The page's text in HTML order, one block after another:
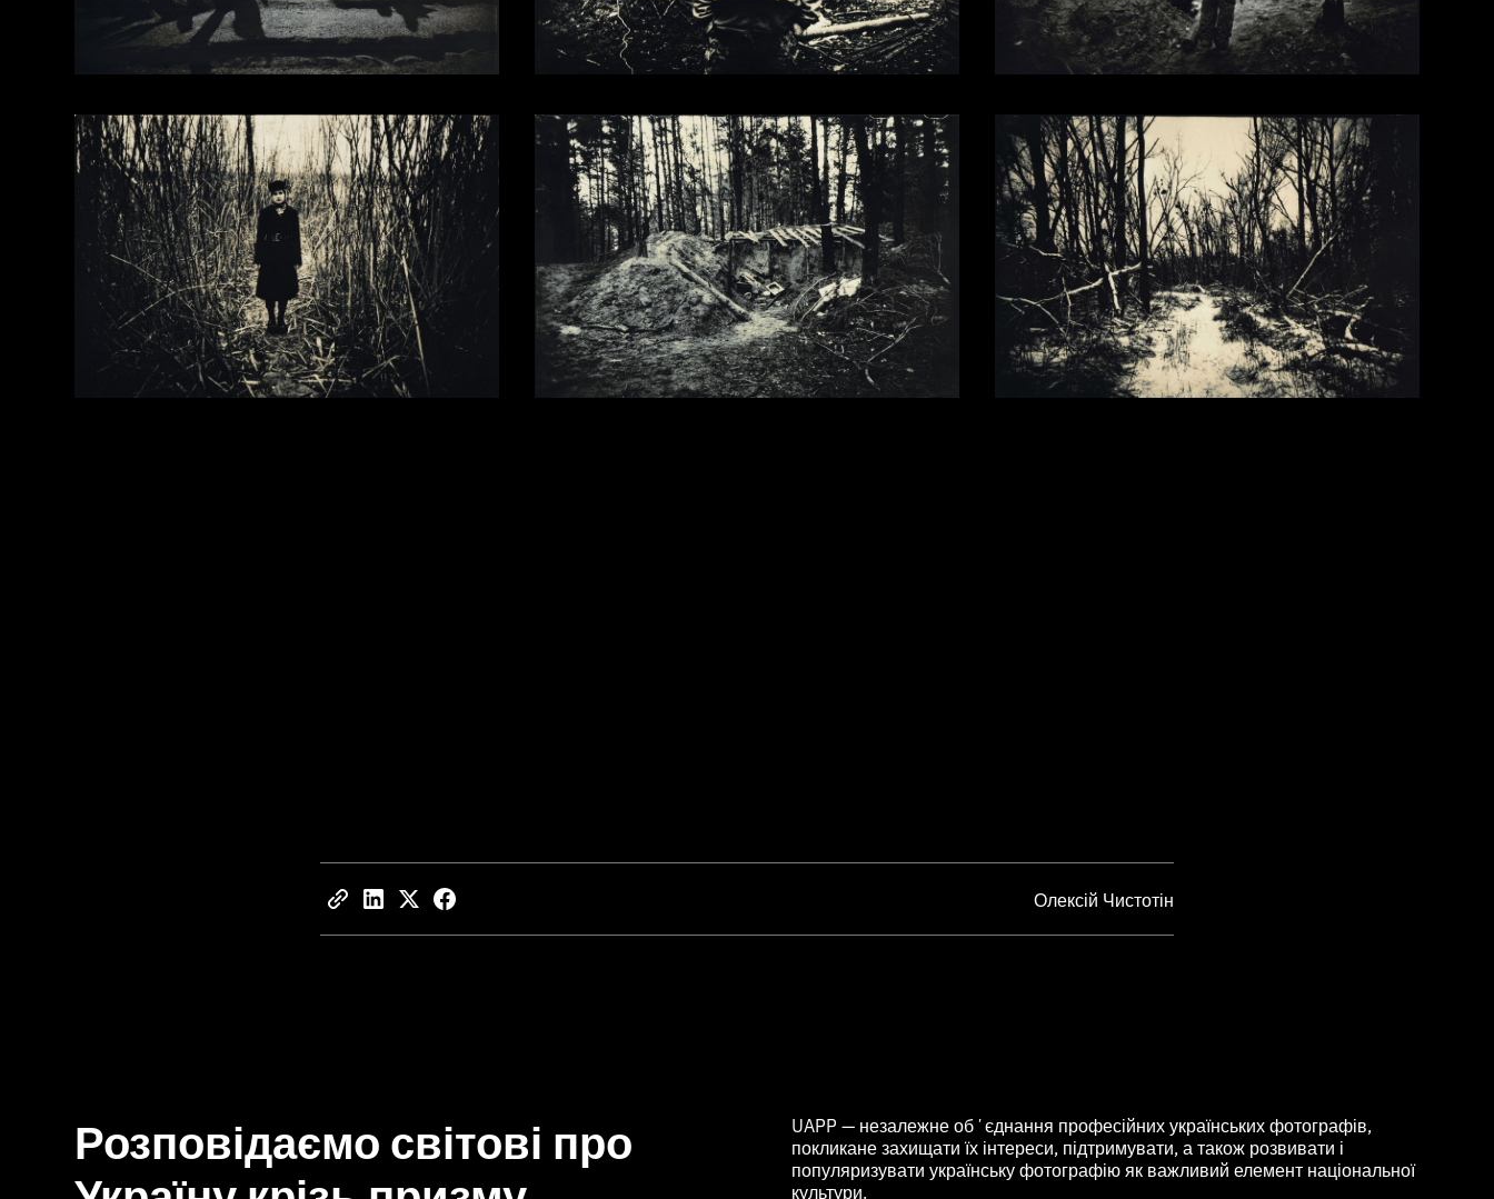
Олексій Чистотін
Розповідаємо світові про
UAPP — незалежне обʼєднання професійних українських фотографів,
покликане захищати їх інтереси, підтримувати, а також розвивати і
популяризувати українську фотографію як важливий елемент національної
культури.